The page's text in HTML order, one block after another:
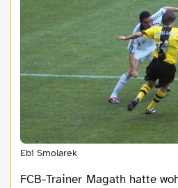
Ebi Smolarek
FCB-Trainer Magath hatte wohl in der Pause die